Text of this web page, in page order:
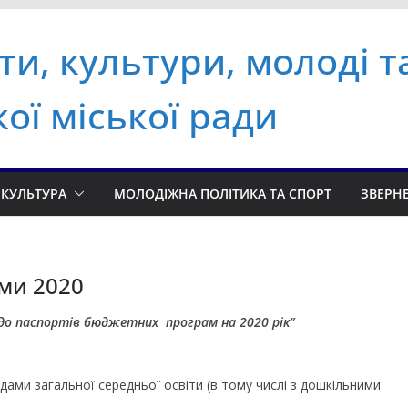
культури, молоді
міської ради
КУЛЬТУРА МОЛОДІЖНА ПОЛІТИКА ТА СПОРТ
2020
паспортів бюджетних програм на 2020 рік”
загальної середньої освіти (в тому числі з дошкільними